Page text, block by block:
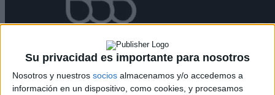
Su privacidad es importante para nosotros
Nosotros y nuestros socios almacenamos y/o accedemos a
información en un dispositivo, como cookies, y procesamos